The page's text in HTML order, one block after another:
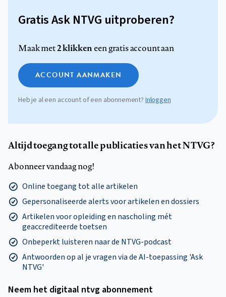
Gratis Ask NTVG uitproberen?
Maak met2 klikkeneen gratis account aan
ACCOUNT AANMAKEN
Heb je al een account of een abonnement?Inloggen
Altijd toegang tot alle publicaties van het NTVG?
Abonneer vandaag nog!
Online toegang tot alle artikelen
Gepersonaliseerde alerts voor artikelen en dossiers
Artikelen voor opleiding en nascholing mét
geaccrediteerde toetsen
Onbeperkt luisteren naar de NTVG-podcast
Antwoorden op al je vragen via de AI-toepassing 'Ask
NTVG'
Neem het digitaal ntvg abonnement